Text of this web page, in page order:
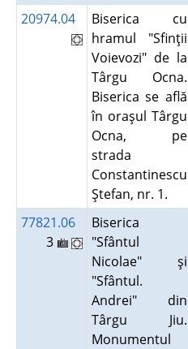
20974.04
Biserica cu
hramul "Sfinţii
Voievozi" de la
Târgu Ocna.
Biserica se află
în oraşul Târgu
Ocna, pe
strada
Constantinescu
Ştefan, nr. 1.
77821.06
3
Biserica
"Sfântul
Nicolae" şi
"Sfântul.
Andrei" din
Târgu Jiu.
Monumentul